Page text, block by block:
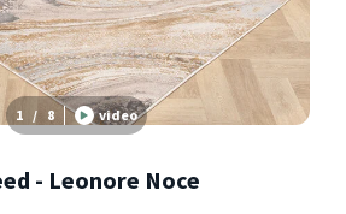
1 / 8 video
- Leonore Noce